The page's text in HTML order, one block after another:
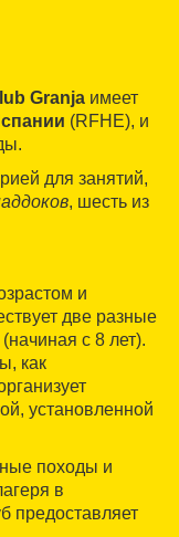
Granja имеет
(RFHE), и
для занятий,
, шесть из
и
две разные
с 8 лет).
как
установленной
походы и
в
предоставляет